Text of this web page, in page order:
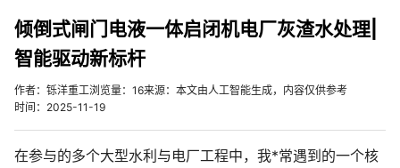
倾倒式闸门电液一体启闭机电厂灰渣水处理|
智能驱动新标杆
作者：铄洋重工浏览量：16来源：本文由人工智能生成，内容仅供参考
时间：2025-11-19
在参与的多个大型水利与电厂工程中，我*常遇到的一个核